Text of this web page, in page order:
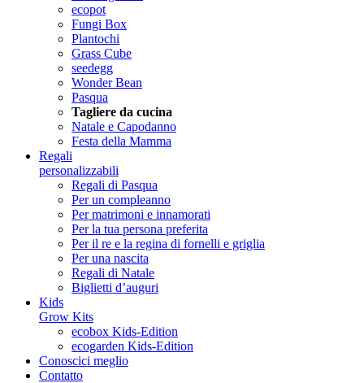
ecopot
Fungi Box
Plantochi
Grass Cube
seedegg
Wonder Bean
Pasqua
Tagliere da cucina
Natale e Capodanno
Festa della Mamma
Regali
personalizzabili
Regali di Pasqua
Per un compleanno
Per matrimoni e innamorati
Per la tua persona preferita
Per il re e la regina di fornelli e griglia
Per una nascita
Regali di Natale
Biglietti d’auguri
Kids
Grow Kits
ecobox Kids-Edition
ecogarden Kids-Edition
Conoscici meglio
Contatto